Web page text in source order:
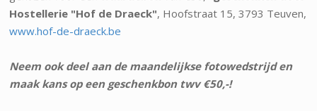
Hostellerie "Hof de Draeck", Hoofstraat 15, 3793 Teuven,
www.hof-de-draeck.be
Neem ook deel aan de maandelijkse fotowedstrijd en
maak kans op een geschenkbon twv €50,-!